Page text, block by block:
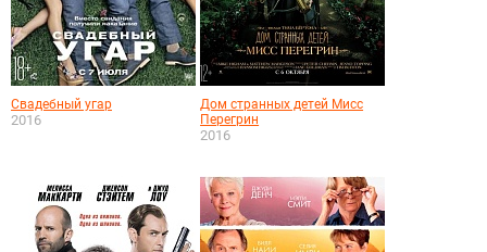
Свадебный угар
2016
Дом странных детей Мисс
Перегрин
2016